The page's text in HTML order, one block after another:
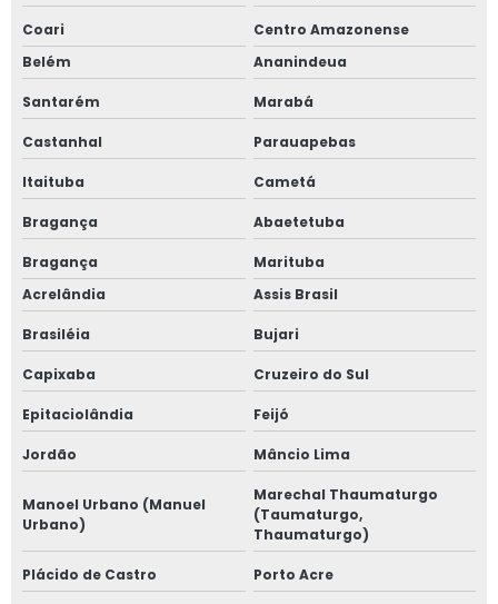
Coari
Centro Amazonense
Belém
Ananindeua
Santarém Marabá
Castanhal Parauapebas
Itaituba Cametá
Bragança Abaetetuba
Bragança
Marituba
Acrelândia
Assis Brasil
Brasiléia Bujari
Capixaba Cruzeiro do Sul
Epitaciolândia Feijó
Jordão Mâncio Lima
Manoel Urbano (Manuel
Urbano)
Marechal Thaumaturgo
(Taumaturgo,
Thaumaturgo)
Plácido de Castro Porto Acre